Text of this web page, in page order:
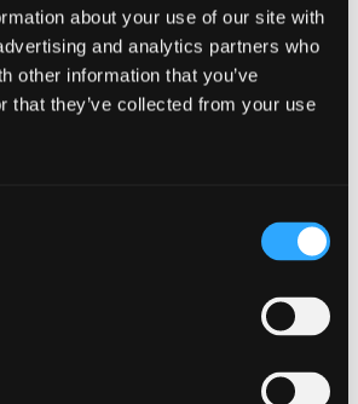
about your use of our site with
and analytics partners who
other information that you’ve
that they’ve collected from your use
stillinger
i Bellagroup
& Karriere